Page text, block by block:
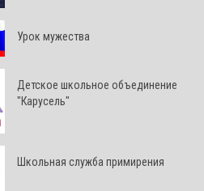
Урок мужества
Детское школьное объединение
"Карусель"
Школьная служба примирения